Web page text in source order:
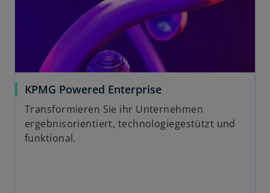
KPMG Powered Enterprise
Transformieren Sie ihr Unternehmen
ergebnisorientiert, technologiegestützt und
funktional.